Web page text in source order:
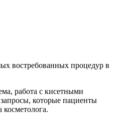
востребованных процедур в
работа с кисетными
которые пациенты
косметолога.